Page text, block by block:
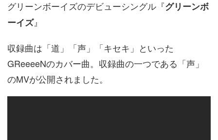
グリーンボーイズのデビューシングル『グリーンボ
ーイズ』
収録曲は「道」「声」「キセキ」といった
GReeeeNのカバー曲。収録曲の一つである「声」
のMVが公開されました。